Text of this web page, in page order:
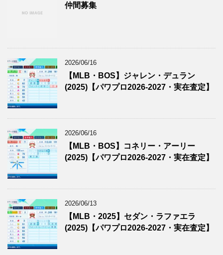
仲間募集
2026/06/16
【MLB・BOS】ジャレン・デュラン
(2025)【パワプロ2026-2027・実在査定】
2026/06/16
【MLB・BOS】コネリー・アーリー
(2025)【パワプロ2026-2027・実在査定】
2026/06/13
【MLB・2025】セダン・ラファエラ
(2025)【パワプロ2026-2027・実在査定】